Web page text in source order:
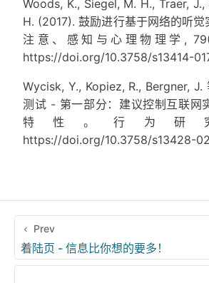
Woods, K., Siegel, M. H., Traer,
H. (2017). 鼓励进行基于网络的听觉
注意、感知与心理物理学,
https://doi.org/10.3758/s13414-
Wycisk, Y., Kopiez, R., Bergner, J.
测试 - 第一部分：建议控制互联网
特性。行为研
https://doi.org/10.3758/s13428-
Prev
着陆页 - 信息比你想的要多！